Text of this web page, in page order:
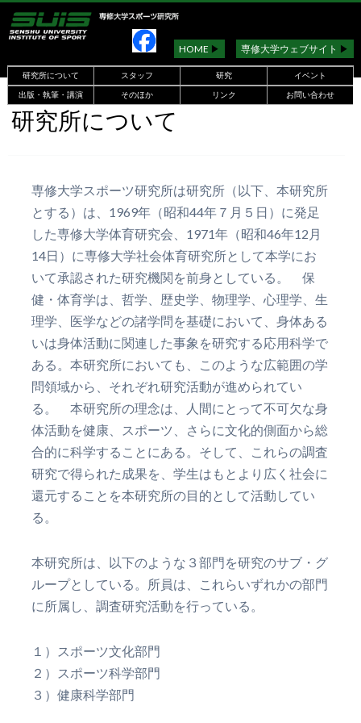
HOME ▶︎ 専修大学ウェブサイト ▶︎
研究所について スタッフ 研究
イベント
出版・執筆・講演
そのほか リンク お問い合わせ
研究所について
専修大学スポーツ研究所は研究所（以下、本研究所
とする）は、1969年（昭和44年７月５日）に発足
した専修大学体育研究会、1971年（昭和46年12月
14日）に専修大学社会体育研究所として本学にお
いて承認された研究機関を前身としている。 保
健・体育学は、哲学、歴史学、物理学、心理学、生
理学、医学などの諸学問を基礎において、身体ある
いは身体活動に関連した事象を研究する応用科学で
ある。本研究所においても、このような広範囲の学
問領域から、それぞれ研究活動が進められてい
る。 本研究所の理念は、人間にとって不可欠な身
体活動を健康、スポーツ、さらに文化的側面から総
合的に科学することにある。そして、これらの調査
研究で得られた成果を、学生はもとより広く社会に
還元することを本研究所の目的として活動してい
る。
本研究所は、以下のような３部門を研究のサブ・グ
ループとしている。所員は、これらいずれかの部門
に所属し、調査研究活動を行っている。
１）スポーツ文化部門
２）スポーツ科学部門
３）健康科学部門